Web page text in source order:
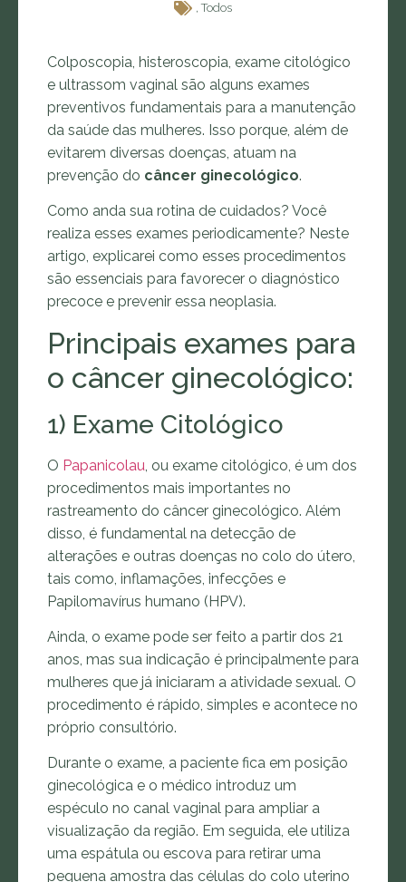
, Todos
Colposcopia, histeroscopia, exame citológico
e ultrassom vaginal são alguns exames
preventivos fundamentais para a manutenção
da saúde das mulheres. Isso porque, além de
evitarem diversas doenças, atuam na
prevenção do câncer ginecológico.
Como anda sua rotina de cuidados? Você
realiza esses exames periodicamente? Neste
artigo, explicarei como esses procedimentos
são essenciais para favorecer o diagnóstico
precoce e prevenir essa neoplasia.
Principais exames para
o câncer ginecológico:
1) Exame Citológico
O Papanicolau , ou exame citológico, é um dos
procedimentos mais importantes no
rastreamento do câncer ginecológico. Além
disso, é fundamental na detecção de
alterações e outras doenças no colo do útero,
tais como, inflamações, infecções e
Papilomavírus humano (HPV).
Ainda, o exame pode ser feito a partir dos 21
anos, mas sua indicação é principalmente para
mulheres que já iniciaram a atividade sexual. O
procedimento é rápido, simples e acontece no
próprio consultório.
Durante o exame, a paciente fica em posição
ginecológica e o médico introduz um
espéculo no canal vaginal para ampliar a
visualização da região. Em seguida, ele utiliza
uma espátula ou escova para retirar uma
pequena amostra das células do colo uterino